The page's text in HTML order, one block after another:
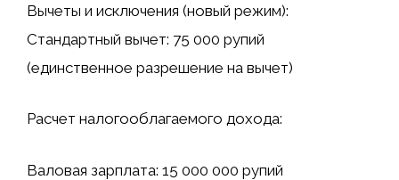
Вычеты и исключения (новый режим):
Стандартный вычет: 75 000 рупий
(единственное разрешение на вычет)
Расчет налогооблагаемого дохода:
Валовая зарплата: 15 000 000 рупий